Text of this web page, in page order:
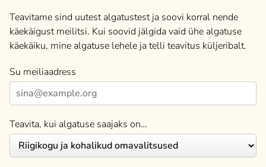
Teavitame sind uutest algatustest ja soovi korral nende
käekäigust meilitsi. Kui soovid jälgida vaid ühe algatuse
käekäiku, mine algatuse lehele ja telli teavitus küljeribalt.
Su meiliaadress
Teavita, kui algatuse saajaks on…